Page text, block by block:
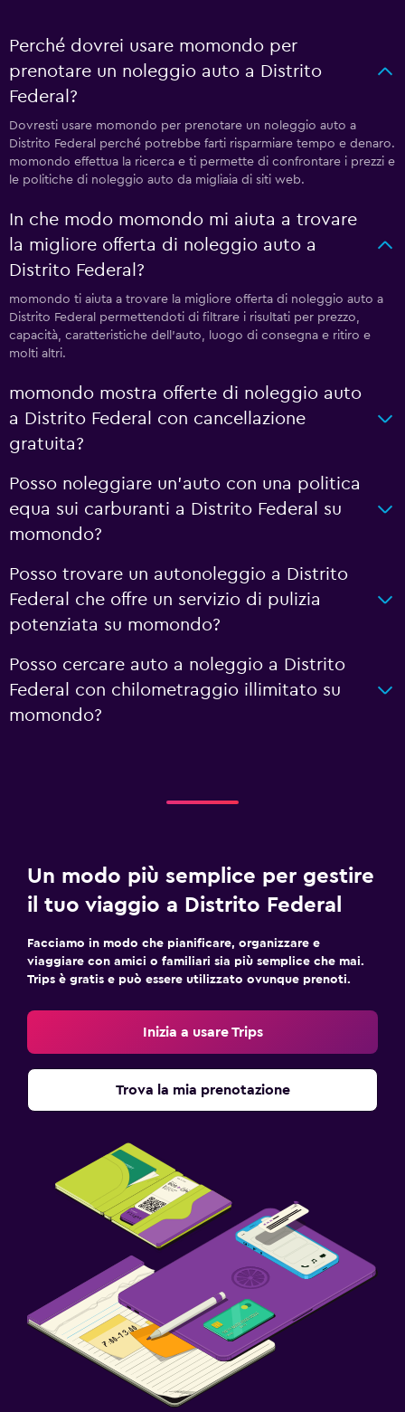
Perché dovrei usare momondo per
prenotare un noleggio auto a Distrito
Federal?
Dovresti usare momondo per prenotare un noleggio auto a
Distrito Federal perché potrebbe farti risparmiare tempo e denaro.
momondo effettua la ricerca e ti permette di confrontare i prezzi e
le politiche di noleggio auto da migliaia di siti web.
In che modo momondo mi aiuta a trovare
la migliore offerta di noleggio auto a
Distrito Federal?
momondo ti aiuta a trovare la migliore offerta di noleggio auto a
Distrito Federal permettendoti di filtrare i risultati per prezzo,
capacità, caratteristiche dell'auto, luogo di consegna e ritiro e
molti altri.
momondo mostra offerte di noleggio auto
a Distrito Federal con cancellazione
gratuita?
Posso noleggiare un'auto con una politica
equa sui carburanti a Distrito Federal su
momondo?
Posso trovare un autonoleggio a Distrito
Federal che offre un servizio di pulizia
potenziata su momondo?
Posso cercare auto a noleggio a Distrito
Federal con chilometraggio illimitato su
momondo?
Un modo più semplice per gestire
il tuo viaggio a Distrito Federal
Facciamo in modo che pianificare, organizzare e
viaggiare con amici o familiari sia più semplice che mai.
Trips è gratis e può essere utilizzato ovunque prenoti.
Inizia a usare Trips
Trova la mia prenotazione